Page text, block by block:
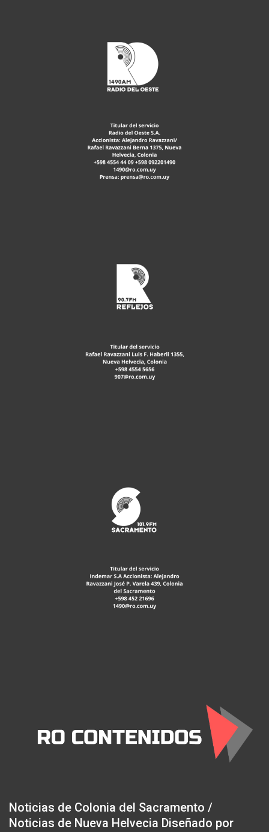
Noticias de Colonia del Sacramento /
Noticias de Nueva Helvecia Diseñado por